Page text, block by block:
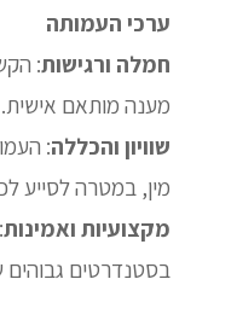
ערכי העמותה
חמלה ורגישות:
מענה מותאם אישית.
שוויון והכללה:
מין, במטרה לסייע
מקצועיות ואמינות
בסטנדרטים גבוהים